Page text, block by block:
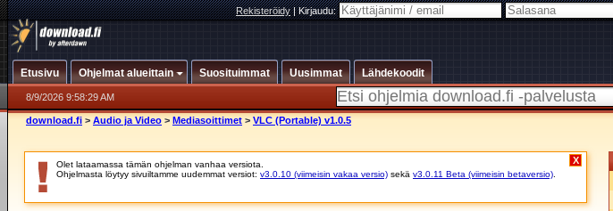
Rekisteröidy|Kirjaudu:
Etusivu Ohjelmat alueittain Suosituimmat Uusimmat Lähdekoodit
8/9/2026 9:58:29 AM
download.fi > Audio ja Video > Mediasoittimet > VLC (Portable) v1.0.5
Olet lataamassa tämän ohjelman vanhaa versiota.
Ohjelmasta löytyy sivuiltamme uudemmat versiot: v3.0.10 (viimeisin vakaa versio) sekä v3.0.11 Beta (viimeisin betaversio)
X